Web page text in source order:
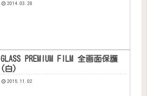
2014.03.28
GLASS PREMIUM FILM 全画面保護
(白)
2015.11.02